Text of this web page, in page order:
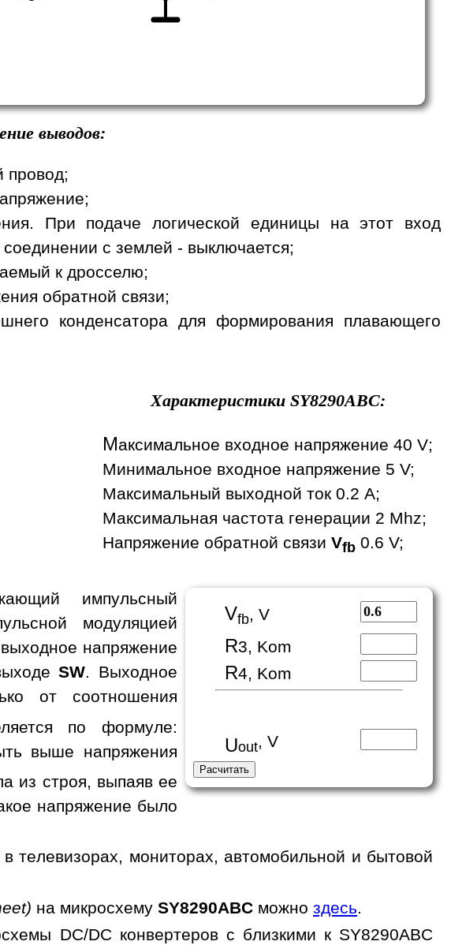
выводов:
провод;
При подаче логической единицы на этот вход
с землей - выключается;
к дросселю;
обратной связи;
конденсатора для формирования плавающего
Характеристики SY8290ABC:
Максимальное входное напряжение 40 V;
Минимальное входное напряжение 5 V;
Максимальный выходной ток 0.2 A;
Максимальная частота генерации 2 Mhz;
Напряжение обратной связи Vfb 0.6 V;
Vfb, V
R3, Kom
R4, Kom
Uout, V
импульсный
модуляцией
напряжение
SW. Выходное
от соотношения
по формуле:
выше напряжения
из строя, выпаяв ее
напряжение было
телевизорах, мониторах, автомобильной и бытовой
на микросхему SY8290ABC можно здесь.
DC/DC конвертеров с близкими к SY8290ABC